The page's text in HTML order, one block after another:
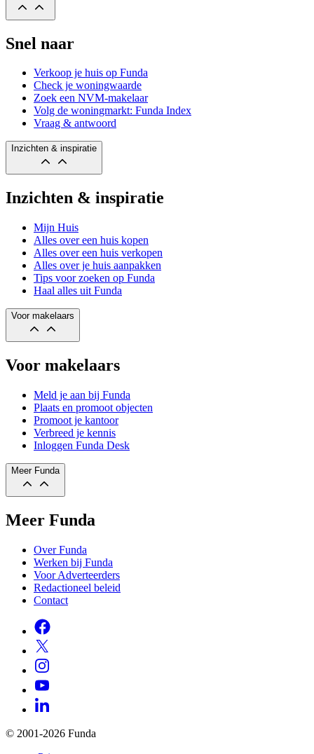
Snel naar
Verkoop je huis op Funda
Check je woningwaarde
Zoek een NVM-makelaar
Volg de woningmarkt: Funda Index
Vraag & antwoord
Inzichten & inspiratie
Inzichten & inspiratie
Mijn Huis
Alles over een huis kopen
Alles over een huis verkopen
Alles over je huis aanpakken
Tips voor zoeken op Funda
Haal alles uit Funda
Voor makelaars
Voor makelaars
Meld je aan bij Funda
Plaats en promoot objecten
Promoot je kantoor
Verbreed je kennis
Inloggen Funda Desk
Meer Funda
Meer Funda
Over Funda
Werken bij Funda
Voor Adverteerders
Redactioneel beleid
Contact
© 2001-2026 Funda